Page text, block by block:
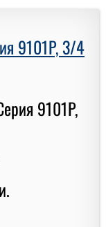
9101P, 3/4